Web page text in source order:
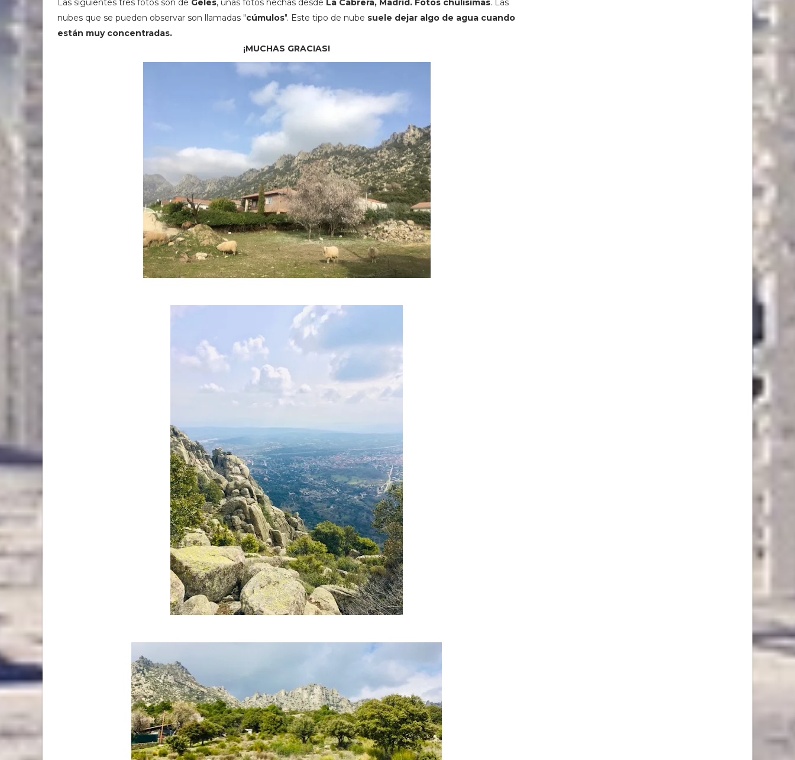
Las siguientes tres fotos son de Geles, unas fotos hechas desde La Cabrera, Madrid. Fotos chulísimas. Las
nubes que se pueden observar son llamadas "cúmulos". Este tipo de nube suele dejar algo de agua cuando
están muy concentradas.
¡MUCHAS GRACIAS!